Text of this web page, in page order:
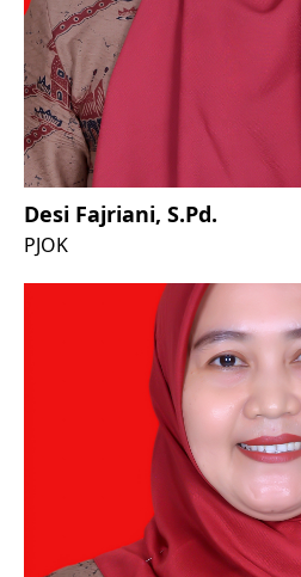
Desi Fajriani, S.Pd.
PJOK